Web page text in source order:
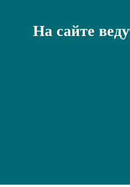
На сайте